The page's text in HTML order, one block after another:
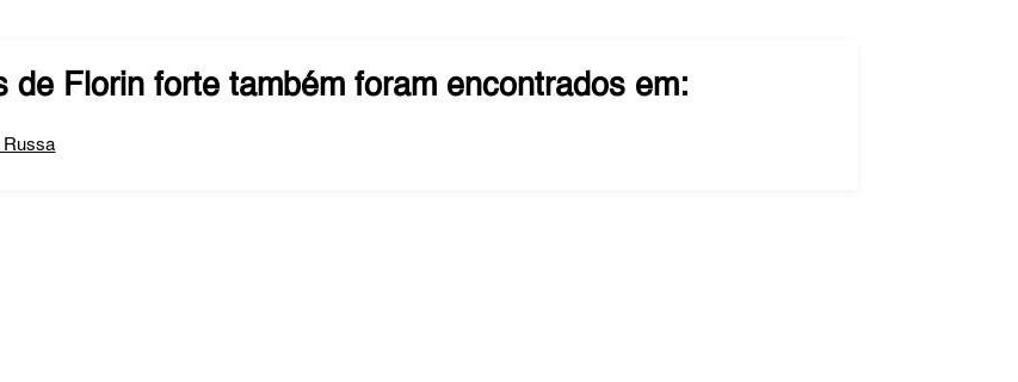
de Florin forte também foram encontrados em:
Russa